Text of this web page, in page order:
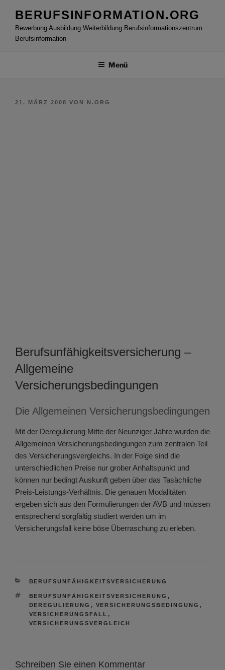
Inhalt
springen
BERUFSINFORMATION.ORG
Bewerbung Ausbildung Weiterbildung Berufsinformationszentrum
Berufsinformation
Menü
VERÖFFENTLICHT
21. MÄRZ 2008 VON N.ORG
Berufsunfähigkeitsversicherung –
Allgemeine
Versicherungsbedingungen
Die Allgemeinen Versicherungsbedingungen
Mit der Deregulierung Mitte der Neunziger Jahre wurden die
Allgemeinen Versicherungsbedingungen zum zentralen Teil
des Versicherungsvergleichs. In der Folge sind die
unterschiedlichen Preise nur grober Anhaltspunkt und
können nur bedingt Auskunft geben über das Tasächliche
Preis-Leistungs-Verhältnis. Die genauen Modalitäten
ergeben sich aus den Formulierungen der AVB und müssen
entsprechend sorgfältig studiert werden um im
Versicherungsfall keine böse Überraschung zu erleben.
KATEGORIEN
BERUFSUNFÄHIGKEITSVERSICHERUNG
SCHLAGWÖRTER
BERUFSUNFÄHIGKEITSVERSICHERUNG ,
DEREGULIERUNG , VERSICHERUNGSBEDINGUNG ,
VERSICHERUNGSFALL
,
VERSICHERUNGSVERGLEICH
Schreiben Sie einen Kommentar